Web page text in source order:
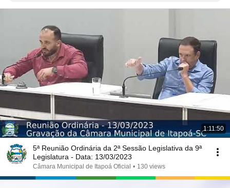
1:11:50
5ª Reunião Ordinária da 2ª Sessão Legislativa da 9ª
Legislatura - Data: 13/03/2023
Câmara Municipal de Itapoá Oficial • 130 views